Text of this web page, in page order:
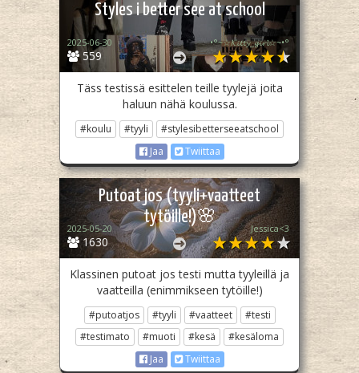
Styles i better see at school
559
2025-06-30 •°~☆𝓚𝓲𝓽𝓽𝔂_𝓰𝓲𝓻𝓵☆~•°
Täss testissä esittelen teille tyylejä joita
haluun nähä koulussa.
#koulu #tyyli
#stylesibetterseeatschool
Jaa
Twiittaa
Putoat jos (tyyli+vaatteet
tytöille!)🌸
1630
2025-05-20 Jessica<3
Klassinen putoat jos testi mutta tyyleillä ja
vaatteilla (enimmikseen tytöille!)
#putoatjos #tyyli #vaatteet
#testi
#testimato
#muoti #kesä
#kesäloma
Jaa
Twiittaa